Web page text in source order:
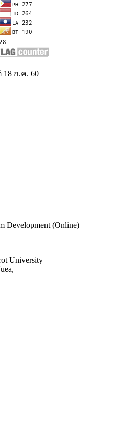
18 ก.ค. 60
Development (Online)
University